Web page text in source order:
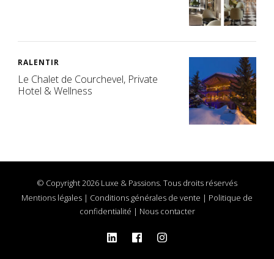
RALENTIR
Le Chalet de Courchevel, Private
Hotel & Wellness
© Copyright 2026 Luxe & Passions. Tous droits réservés
Mentions légales | Conditions générales de vente | Politique de
confidentialité | Nous contacter